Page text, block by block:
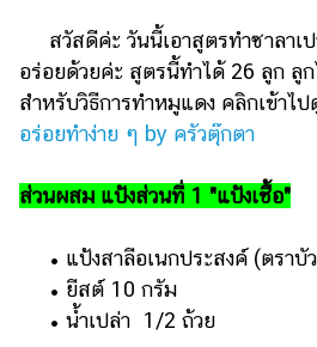
ราคา
น้ำมัน
วา
ไร
ตี้
แต่งงาน
แม่
สวัสดีค่ะ วันนี้เอาสูตรทำซาลาเ
อร่อยด้วยค่ะ สูตรนี้ทำได้ 26 ลูก ลู
สำหรับวิธีการทำหมูแดง คลิกเข้าไป
อร่อยทำง่าย ๆ by ครัวตุ๊กตา
ส่วนผสม แป้งส่วนที่ 1 "แป้งเชื้อ"
• แป้งสาลีอเนกประสงค์ (ตราบั
• ยีสต์ 10 กรัม
• น้ำเปล่า 1/2 ถ้วย